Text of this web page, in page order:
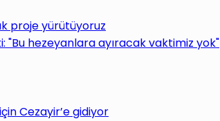
proje yürütüyoruz
hezeyanlara ayıracak vaktimiz yok"
Cezayir’e gidiyor